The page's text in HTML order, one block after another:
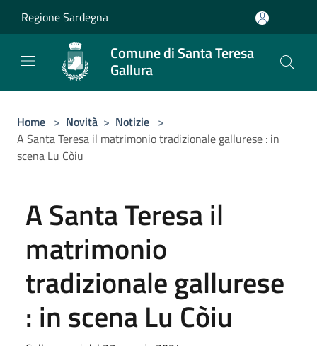
Regione Sardegna
Comune di Santa Teresa
Gallura
Home > Novità > Notizie >
A Santa Teresa il matrimonio tradizionale gallurese : in
scena Lu Còiu
A Santa Teresa il
matrimonio
tradizionale gallurese
: in scena Lu Còiu